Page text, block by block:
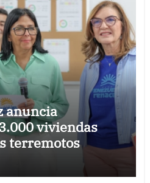
anuncia
viviendas
terremotos